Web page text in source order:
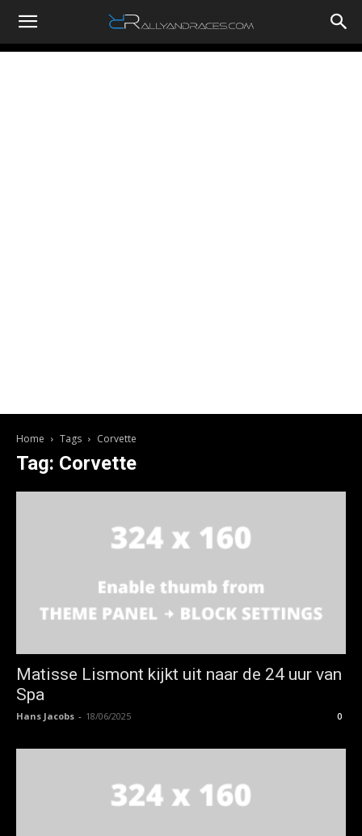
RallyandRaces.com
Home Tags Corvette
Tag: Corvette
Matisse Lismont kijkt uit naar de 24 uur van
Spa
Hans Jacobs - 18/06/2025 0